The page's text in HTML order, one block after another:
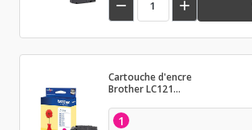
 
Cartouche d'encre
Brother LC121
1